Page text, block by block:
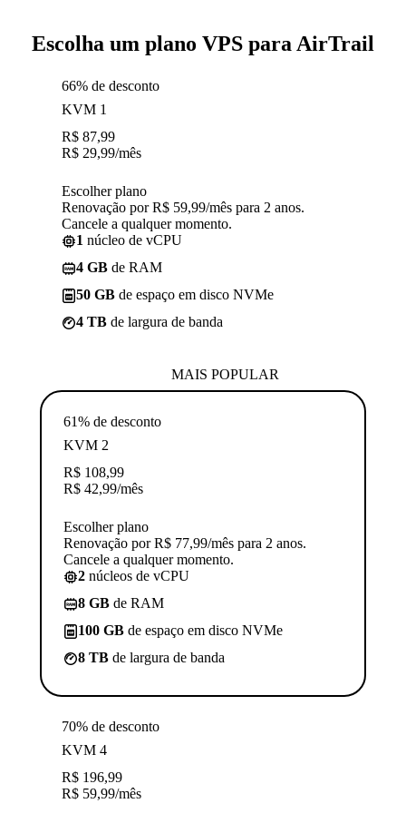
Escolha um plano VPS para AirTrail
66% de desconto
KVM 1
R$ 87,99
R$ 29,99/mês
Escolher plano
Renovação por R$ 59,99/mês para 2 anos.
Cancele a qualquer momento.
1 núcleo de vCPU
4 GB de RAM
50 GB de espaço em disco NVMe
4 TB de largura de banda
MAIS POPULAR
61% de desconto
KVM 2
R$ 108,99
R$ 42,99/mês
Escolher plano
Renovação por R$ 77,99/mês para 2 anos.
Cancele a qualquer momento.
2 núcleos de vCPU
8 GB de RAM
100 GB de espaço em disco NVMe
8 TB de largura de banda
70% de desconto
KVM 4
R$ 196,99
R$ 59,99/mês